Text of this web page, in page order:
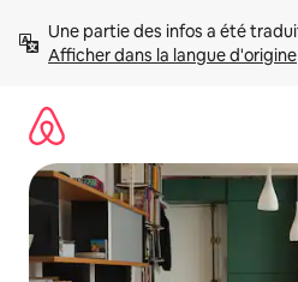
directement
Afficher dans la langue d'origine